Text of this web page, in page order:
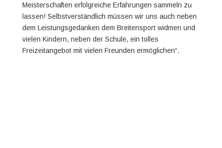
Meisterschaften erfolgreiche Erfahrungen sammeln zu
lassen! Selbstverständlich müssen wir uns auch neben
dem Leistungsgedanken dem Breitensport widmen und
vielen Kindern, neben der Schule, ein tolles
Freizeitangebot mit vielen Freunden ermöglichen“.